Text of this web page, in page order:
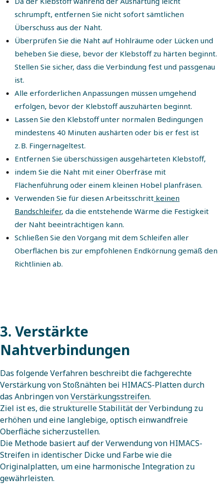
schrumpft, entfernen Sie nicht sofort sämtlichen
Überschuss aus der Naht.
Überprüfen Sie die Naht auf Hohlräume oder Lücken und
beheben Sie diese, bevor der Klebstoff zu härten beginnt.
Stellen Sie sicher, dass die Verbindung fest und passgenau
ist.
Alle erforderlichen Anpassungen müssen umgehend
erfolgen, bevor der Klebstoff auszuhärten beginnt.
Lassen Sie den Klebstoff unter normalen Bedingungen
mindestens 40 Minuten aushärten oder bis er fest ist
z. B. Fingernageltest.
Entfernen Sie überschüssigen ausgehärteten Klebstoff,
indem Sie die Naht mit einer Oberfräse mit
Flächenführung oder einem kleinen Hobel planfräsen.
Verwenden Sie für diesen Arbeitsschritt keinen
Bandschleifer, da die entstehende Wärme die Festigkeit
der Naht beeinträchtigen kann.
Schließen Sie den Vorgang mit dem Schleifen aller
Oberflächen bis zur empfohlenen Endkörnung gemäß den
Richtlinien ab.
3. Verstärkte
Nahtverbindungen
Das folgende Verfahren beschreibt die fachgerechte
Verstärkung von Stoßnähten bei HIMACS-Platten durch
das Anbringen vonVerstärkungsstreifen.
Ziel ist es, die strukturelle Stabilität der Verbindung zu
erhöhen und eine langlebige, optisch einwandfreie
Oberfläche sicherzustellen.
Die Methode basiert auf der Verwendung von HIMACS-
Streifen in identischer Dicke und Farbe wie die
Originalplatten, um eine harmonische Integration zu
gewährleisten.